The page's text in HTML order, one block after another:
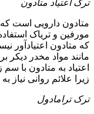
ترک اعتیاد متادون
متادون دارویی است
مورفین و تریاک
که متادون اعتیادآور
مانند مواد مخدر دیکر
اعتیاد به متادون با
زیرا علائم روانی نیاز
ترک ترامادول